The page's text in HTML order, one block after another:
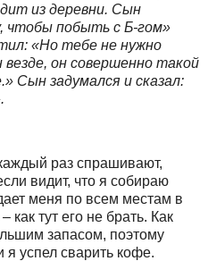
из деревни. Сын
чтобы побыть с Б-гом»
«Но тебе не нужно
везде, он совершенно такой
Сын задумался и сказал:
раз спрашивают,
видит, что я собираю
меня по всем местам в
как тут его не брать. Как
запасом, поэтому
успел сварить кофе.